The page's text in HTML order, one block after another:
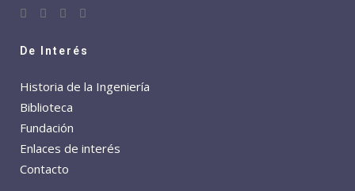
De Interés
Historia de la Ingeniería
Biblioteca
Fundación
Enlaces de interés
Contacto